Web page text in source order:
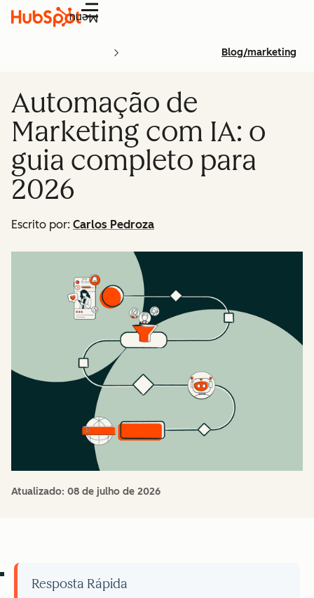
Menu
Blog/marketing
Automação de
Marketing com IA: o
guia completo para
2026
Escrito por: Carlos Pedroza
Atualizado: 08 de julho de 2026
Resposta Rápida